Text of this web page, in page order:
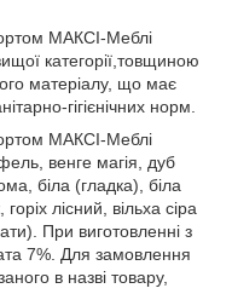
МАКСІ-Меблі
категорії,товщиною
матеріалу, що має
гігієнічних норм.
МАКСІ-Меблі
венге магія, дуб
біла (гладка), біла
лісний, вільха сіра
При виготовленні з
7%. Для замовлення
в назві товару,